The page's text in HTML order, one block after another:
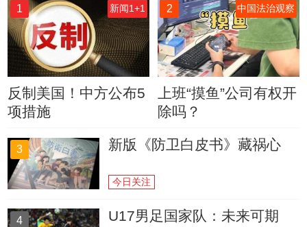
1 新闻1+1
反制美国！中方公布5
项措施
2 中国法治观察
上班“摸鱼”公司有权开
除吗？
3 新版《防卫白皮书》藏祸心
今日关注
4 U17男足国家队：未来可期